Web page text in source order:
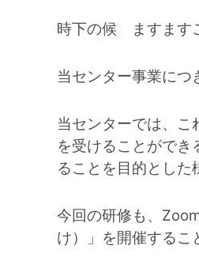
時下の候 ますます
当センター事業につ
当センターでは、こ
を受けることがで
ることを目的とした
今回の研修も、
け）」を開催するこ